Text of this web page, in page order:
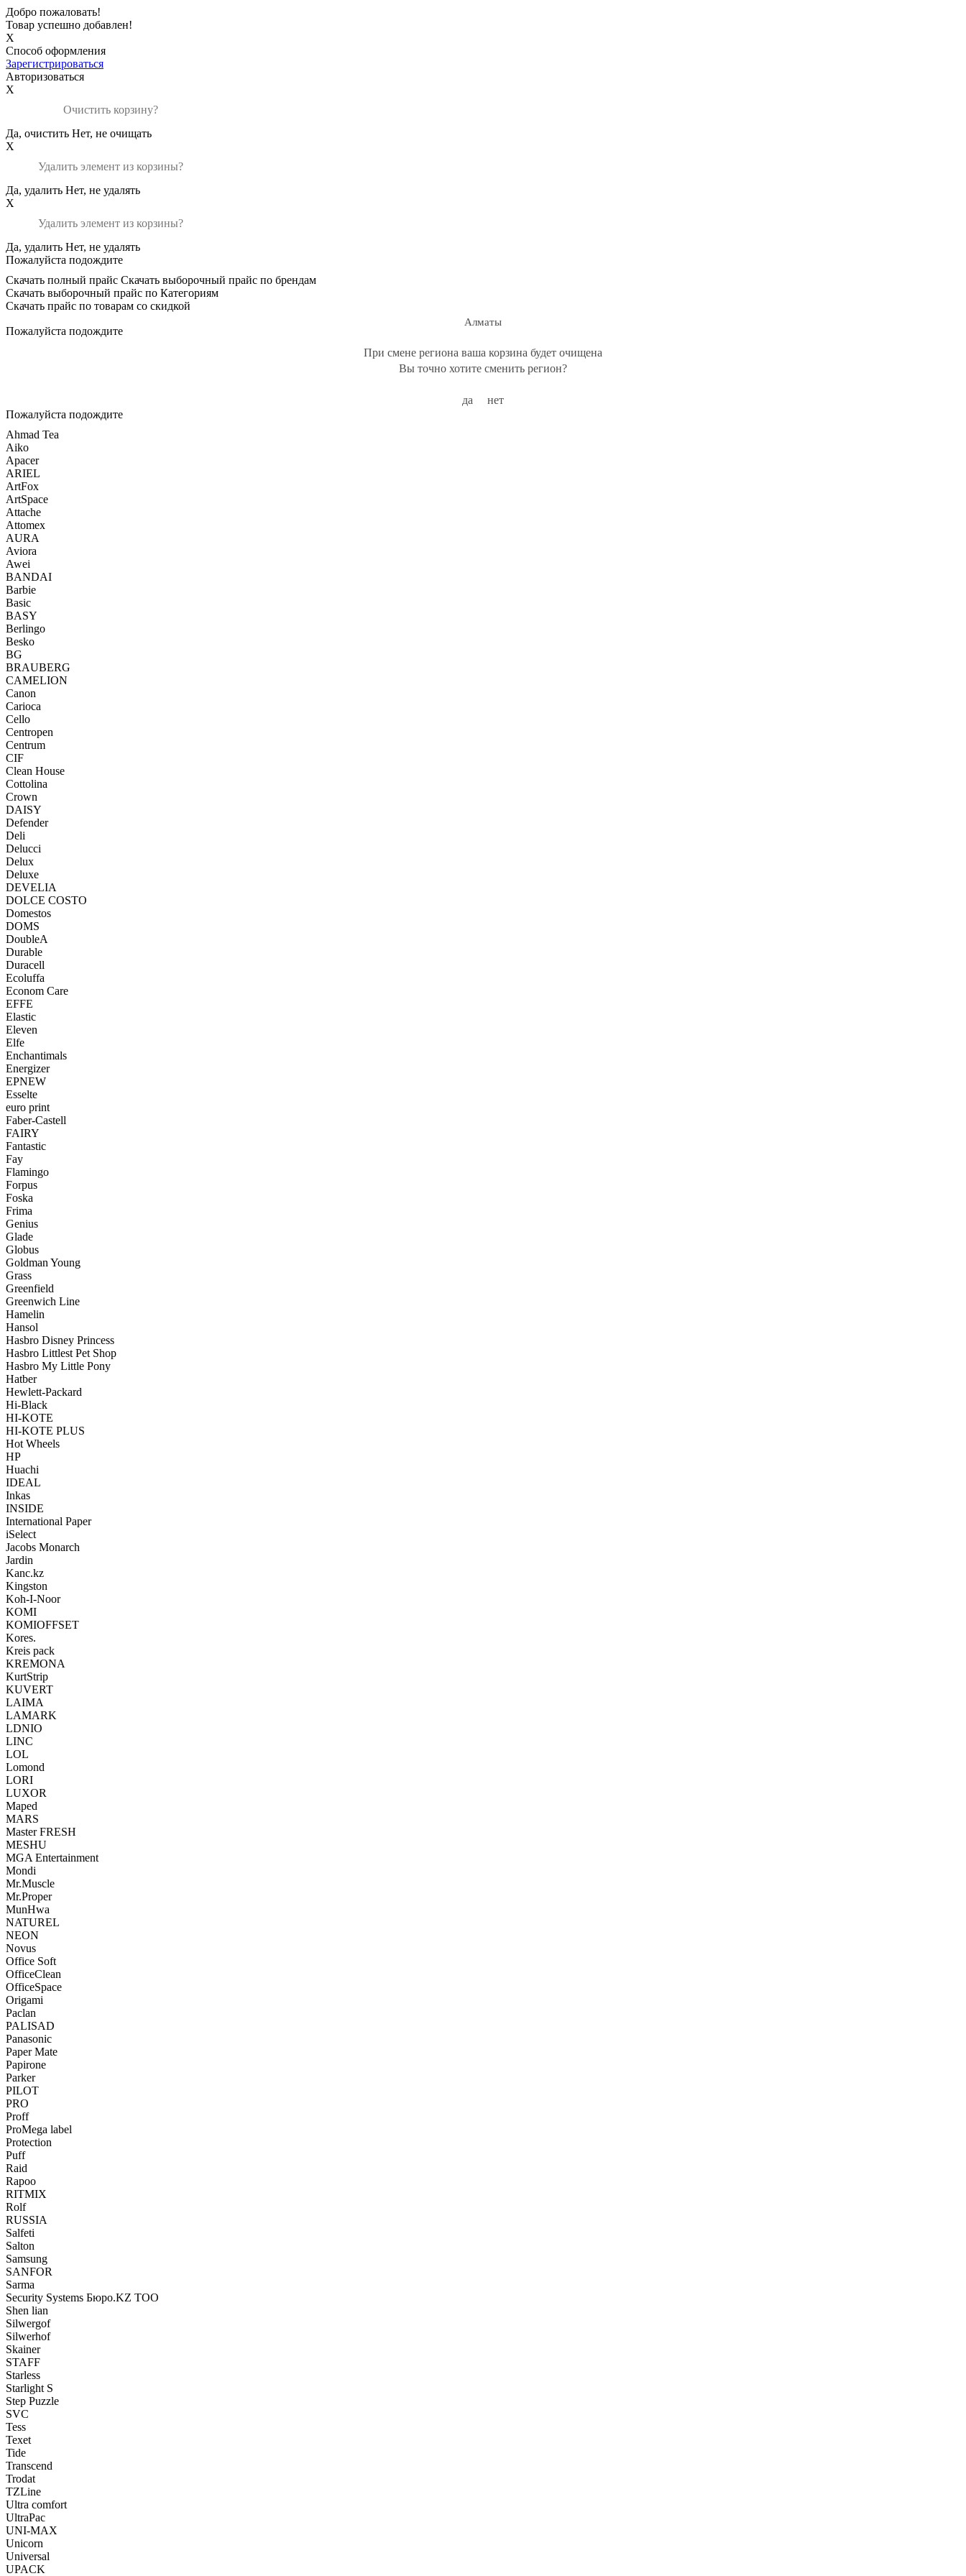
Добро пожаловать!
Товар успешно добавлен!
X
Способ оформления
Зарегистрироваться
Авторизоваться
X
Очистить корзину?
Да, очистить Нет, не очищать
X
Удалить элемент из корзины?
Да, удалить Нет, не удалять
X
Удалить элемент из корзины?
Да, удалить Нет, не удалять
Пожалуйста подождите
Скачать полный прайс Скачать выборочный прайс по брендам
Скачать выборочный прайс по Категориям
Скачать прайс по товарам со скидкой
Алматы
Пожалуйста подождите
При смене региона ваша корзина будет очищена
Вы точно хотите сменить регион?
да
нет
Пожалуйста подождите
Ahmad Tea
Aiko
Apacer
ARIEL
ArtFox
ArtSpace
Attache
Attomex
AURA
Aviora
Awei
BANDAI
Barbie
Basic
BASY
Berlingo
Besko
BG
BRAUBERG
CAMELION
Canon
Carioca
Cello
Centropen
Centrum
CIF
Clean House
Cottolina
Crown
DAISY
Defender
Deli
Delucci
Delux
Deluxe
DEVELIA
DOLCE COSTO
Domestos
DOMS
DoubleA
Durable
Duracell
Ecoluffa
Econom Care
EFFE
Elastic
Eleven
Elfe
Enchantimals
Energizer
EPNEW
Esselte
euro print
Faber-Castell
FAIRY
Fantastic
Fay
Flamingo
Forpus
Foska
Frima
Genius
Glade
Globus
Goldman Young
Grass
Greenfield
Greenwich Line
Hamelin
Hansol
Hasbro Disney Princess
Hasbro Littlest Pet Shop
Hasbro My Little Pony
Hatber
Hewlett-Packard
Hi-Black
HI-KOTE
HI-KOTE PLUS
Hot Wheels
HP
Huachi
IDEAL
Inkas
INSIDE
International Paper
iSelect
Jacobs Monarch
Jardin
Kanc.kz
Kingston
Koh-I-Noor
KOMI
KOMIOFFSET
Kores.
Kreis pack
KREMONA
KurtStrip
KUVERT
LAIMA
LAMARK
LDNIO
LINC
LOL
Lomond
LORI
LUXOR
Maped
MARS
Master FRESH
MESHU
MGA Entertainment
Mondi
Mr.Muscle
Mr.Proper
MunHwa
NATUREL
NEON
Novus
Office Soft
OfficeClean
OfficeSpace
Origami
Paclan
PALISAD
Panasonic
Paper Mate
Papirone
Parker
PILOT
PRO
Proff
ProMega label
Protection
Puff
Raid
Rapoo
RITMIX
Rolf
RUSSIA
Salfeti
Salton
Samsung
SANFOR
Sarma
Security Systems Бюро.KZ ТОО
Shen lian
Silwergof
Silwerhof
Skainer
STAFF
Starless
Starlight S
Step Puzzle
SVC
Tess
Texet
Tide
Transcend
Trodat
TZLine
Ultra comfort
UltraPac
UNI-MAX
Unicorn
Universal
UPACK